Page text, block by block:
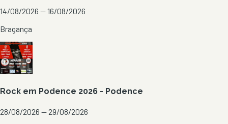
14/08/2026 — 16/08/2026
Bragança
Rock em Podence 2026 - Podence
28/08/2026 — 29/08/2026